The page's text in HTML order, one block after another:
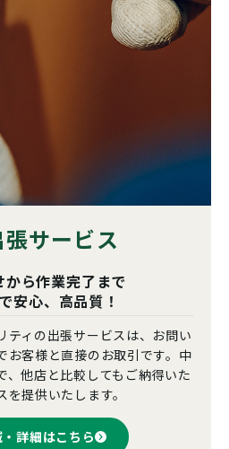
サービス
から作業完了まで
安心、高品質！
ティの出張サービスは、お問い
お客様と直接のお取引です。中
、他店と比較してもご納得いた
提供いたします。
詳細はこちら